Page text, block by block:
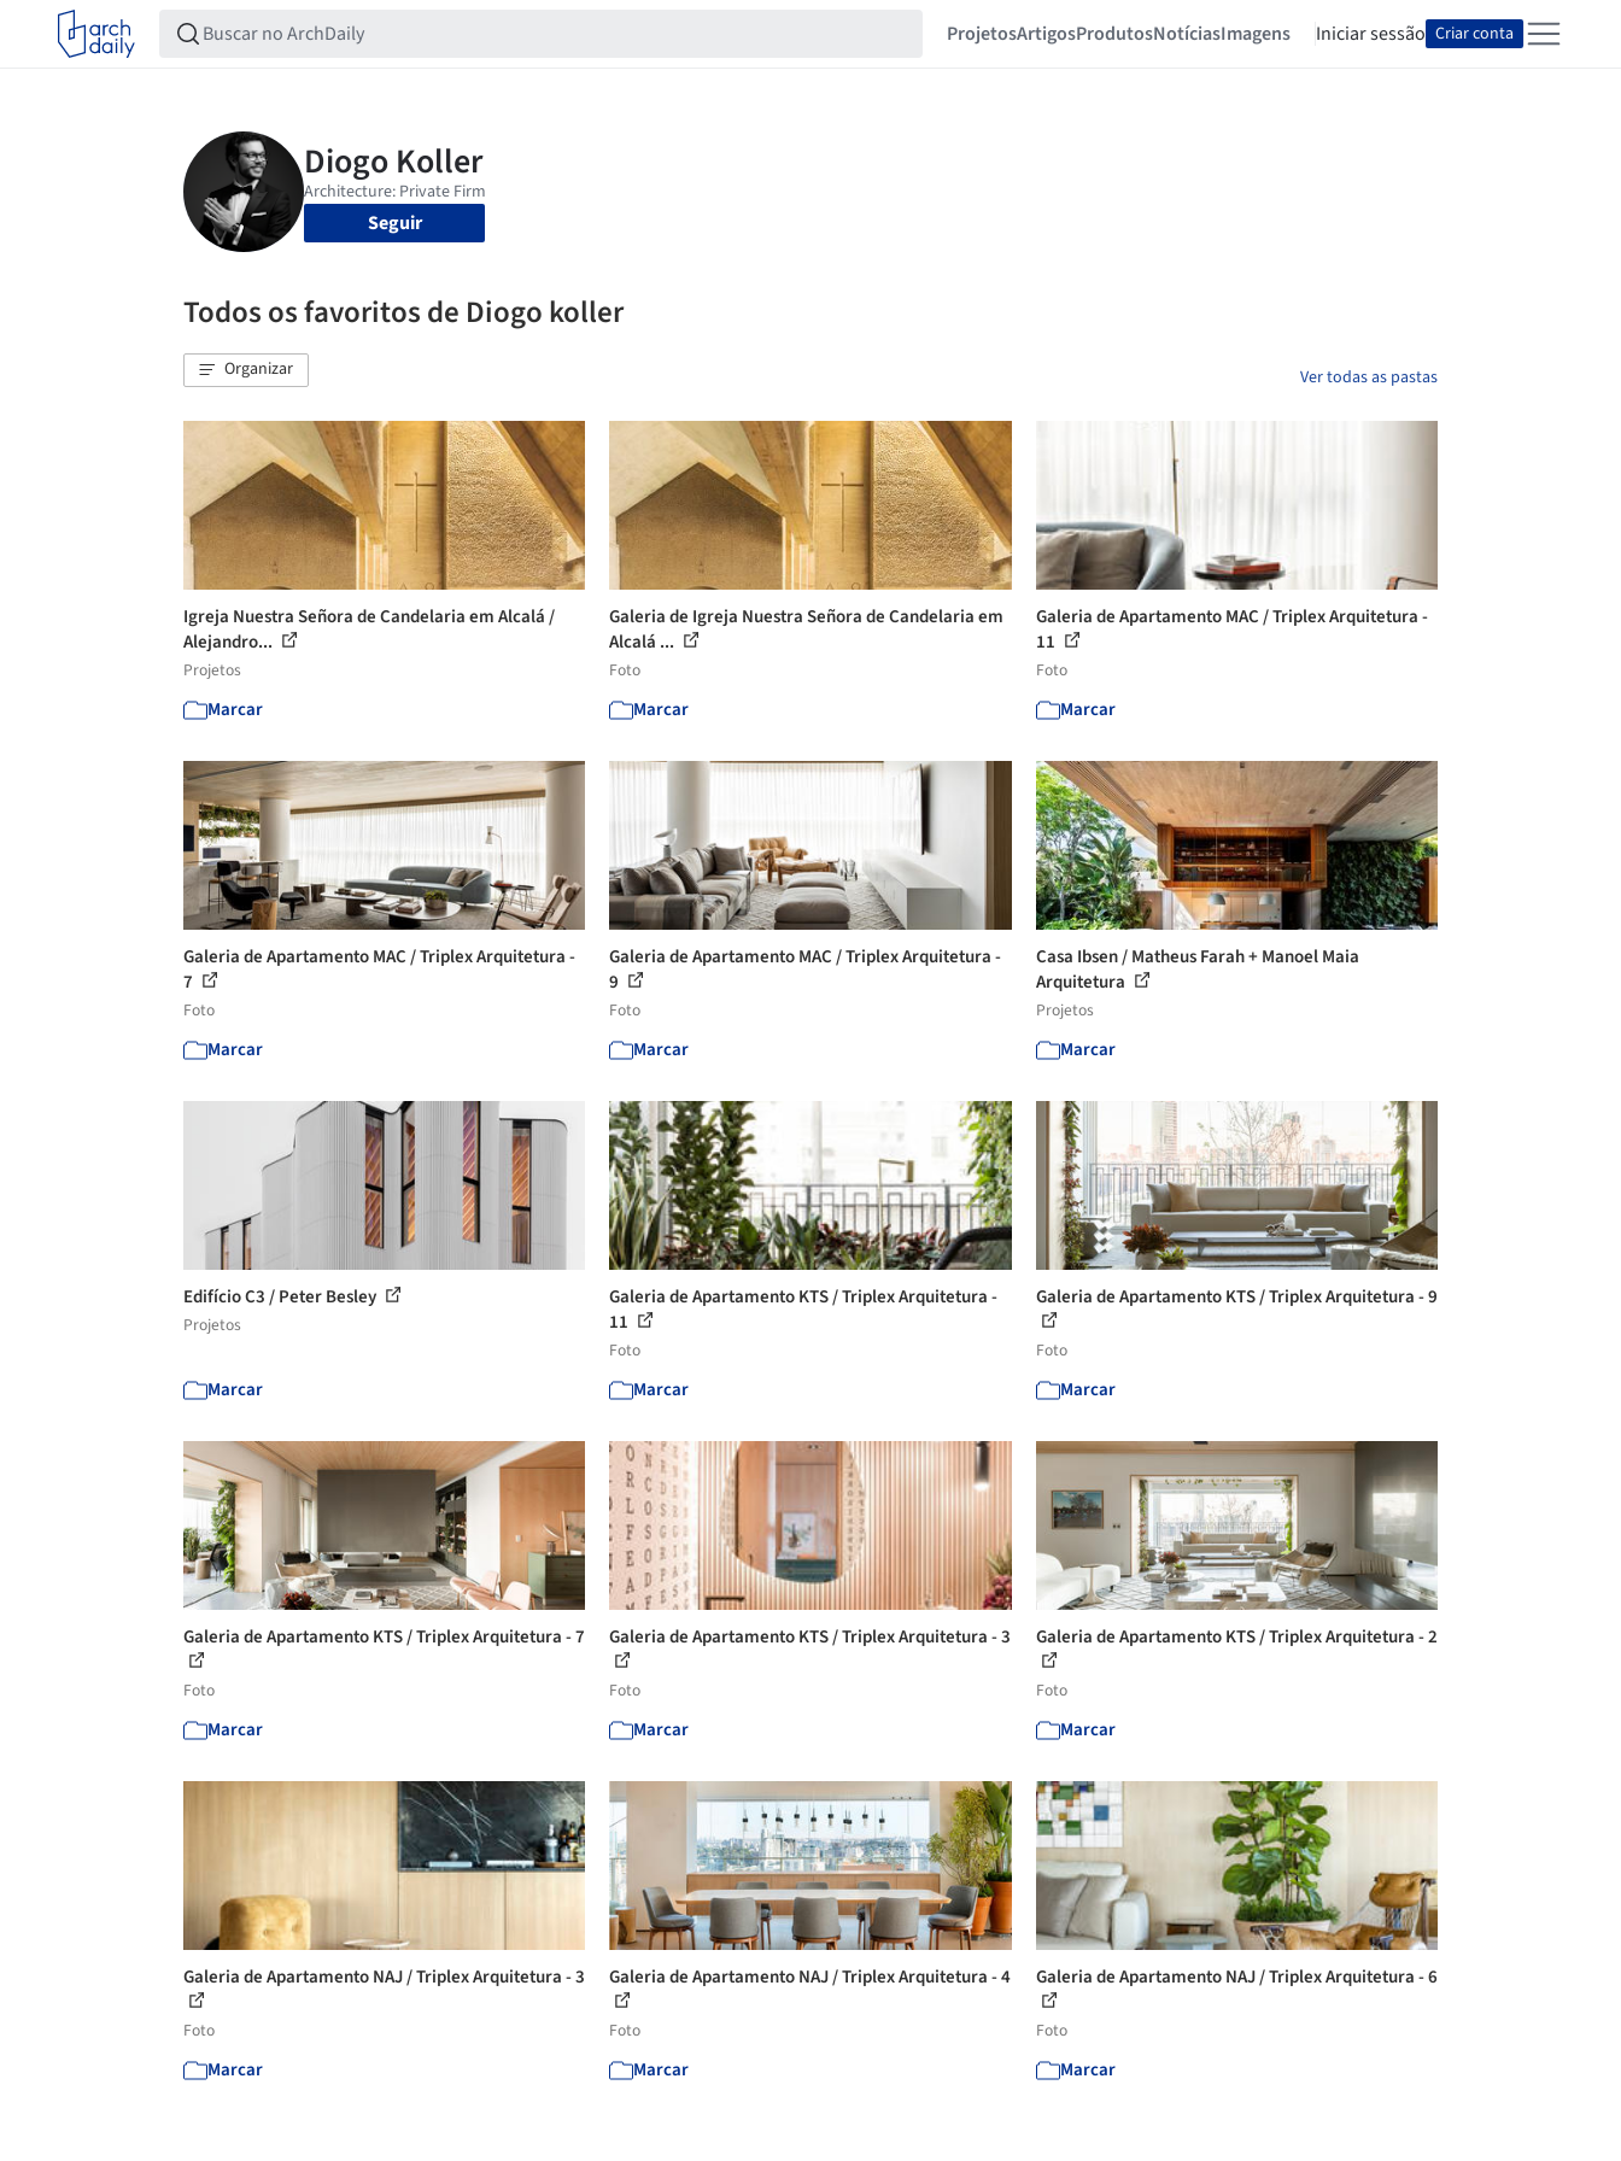
ProjetosArtigosProdutosNotíciasImagens Iniciar sessão Criar conta
Seguir
Todos os favoritos de Diogo koller
Organizar Ver todas as pastas
Igreja Nuestra Señora de Candelaria em Alcalá /
Alejandro...
Projetos
Marcar
Galeria de Igreja Nuestra Señora de Candelaria em
Alcalá ...
Foto
Marcar
Galeria de Apartamento MAC / Triplex Arquitetura -
11
Foto
Marcar
Galeria de Apartamento MAC / Triplex Arquitetura -
7
Foto
Marcar
Galeria de Apartamento MAC / Triplex Arquitetura -
9
Foto
Marcar
Casa Ibsen / Matheus Farah + Manoel Maia
Arquitetura
Projetos
Marcar
Edifício C3 / Peter Besley
Projetos
Marcar
Galeria de Apartamento KTS / Triplex Arquitetura -
11
Foto
Marcar
Galeria de Apartamento KTS / Triplex Arquitetura - 9
Foto
Marcar
Galeria de Apartamento KTS / Triplex Arquitetura - 7
Foto
Marcar
Galeria de Apartamento KTS / Triplex Arquitetura - 3
Foto
Marcar
Galeria de Apartamento KTS / Triplex Arquitetura - 2
Foto
Marcar
Galeria de Apartamento NAJ / Triplex Arquitetura - 3
Foto
Marcar
Galeria de Apartamento NAJ / Triplex Arquitetura - 4
Foto
Marcar
Galeria de Apartamento NAJ / Triplex Arquitetura - 6
Foto
Marcar